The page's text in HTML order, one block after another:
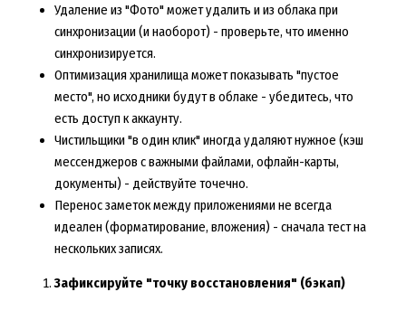
Удаление из "Фото" может удалить и из облака при
синхронизации (и наоборот) - проверьте, что именно
синхронизируется.
Оптимизация хранилища может показывать "пустое
место", но исходники будут в облаке - убедитесь, что
есть доступ к аккаунту.
Чистильщики "в один клик" иногда удаляют нужное (кэш
мессенджеров с важными файлами, офлайн-карты,
документы) - действуйте точечно.
Перенос заметок между приложениями не всегда
идеален (форматирование, вложения) - сначала тест на
нескольких записях.
Зафиксируйте "точку восстановления" (бэкап)